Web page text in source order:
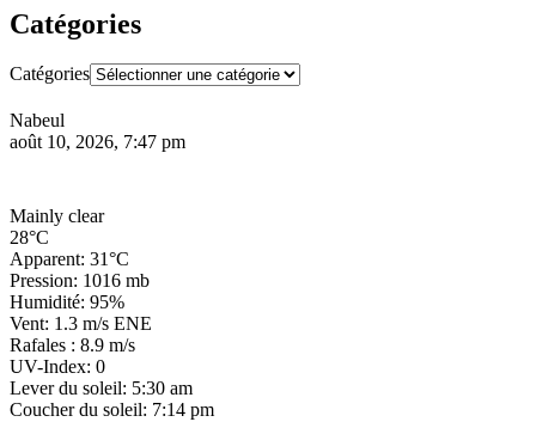
Catégories
Catégories
Nabeul
août 10, 2026, 7:47 pm
Mainly clear
28°C
Apparent: 31°C
Pression: 1016 mb
Humidité: 95%
Vent: 1.3 m/s ENE
Rafales : 8.9 m/s
UV-Index: 0
Lever du soleil: 5:30 am
Coucher du soleil: 7:14 pm